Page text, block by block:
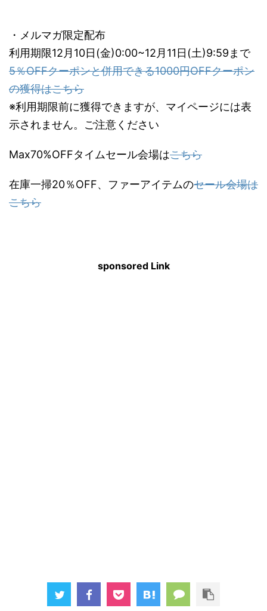
・メルマガ限定配布
利用期限12月10日(金)0:00~12月11日(土)9:59まで
5％OFFクーポンと併用できる1000円OFFクーポン
の獲得はこちら
※利用期限前に獲得できますが、マイページには表
示されません。ご注意ください
Max70%OFFタイムセール会場はこちら
在庫一掃20％OFF、ファーアイテムのセール会場は
こちら
sponsored Link